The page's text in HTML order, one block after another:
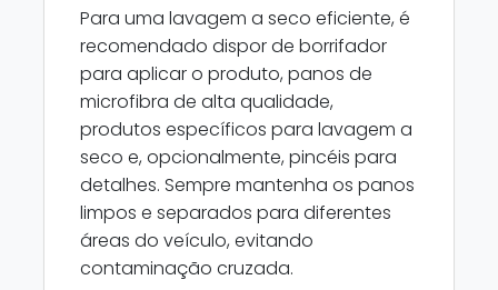
Para uma lavagem a seco eficiente, é
recomendado dispor de borrifador
para aplicar o produto, panos de
microfibra de alta qualidade,
produtos específicos para lavagem a
seco e, opcionalmente, pincéis para
detalhes. Sempre mantenha os panos
limpos e separados para diferentes
áreas do veículo, evitando
contaminação cruzada.